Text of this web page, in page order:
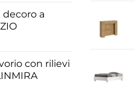
decoro a
con rilievi